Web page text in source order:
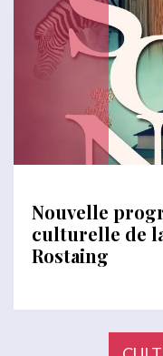
Nouvelle
culturelle de
Rostaing